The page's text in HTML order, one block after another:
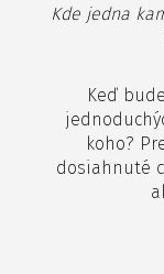
Kde jedna
Keď
koho?
dosiahnuté